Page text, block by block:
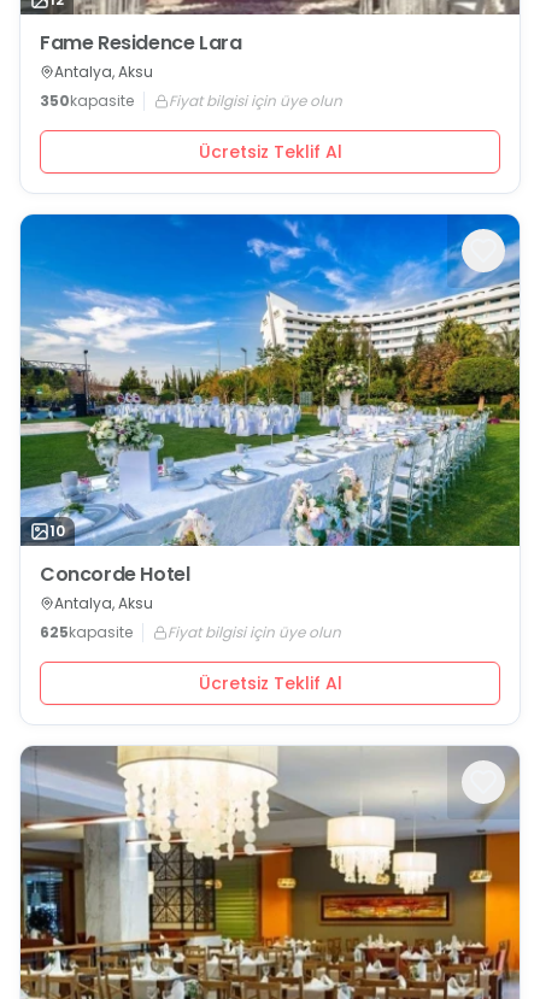
Fame Residence Lara
Antalya, Aksu
350kapasite Fiyat bilgisi için üye olun
Ücretsiz Teklif Al
10
Concorde Hotel
Antalya, Aksu
625kapasite Fiyat bilgisi için üye olun
Ücretsiz Teklif Al